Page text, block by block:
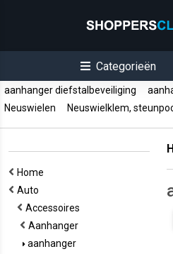
Categorieën
aanhanger diefstalbeveiliging
Neuswielen
Neuswielklem,
Home
Auto
Accessoires
Aanhanger
aanhanger